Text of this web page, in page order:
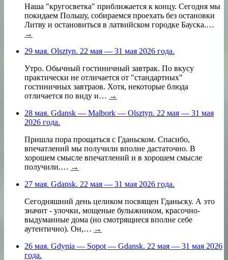
Наша "кругосветка" приближается к концу. Сегодня мы
покидаем Польшу, собираемся проехать без остановки
Литву и остановиться в латвийском городке Бауска.…
→
29 мая. Olsztyn. 22 мая — 31 мая 2026 года.
Утро. Обычный гостиничный завтрак. По вкусу
практически не отличается от "стандартных"
гостиничных завтраов. Хотя, некоторые блюда
отличается по виду и… →
28 мая. Gdansk — Malbork — Olsztyn. 22 мая — 31 мая
2026 года.
Пришла пора прощаться с Гданьском. Спасибо,
впечатлений мы получили вполне дастаточно. В
хорошем смысле впечатлений и в хорошем смысле
получили.… →
27 мая. Gdansk. 22 мая — 31 мая 2026 года.
Сегодняшний день целиком посвящен Гданьску. А это
значит - улочки, мощеные булыжником, красочно-
выдуманные дома (но смотрящиеся вполне себе
аутентично). Он,… →
26 мая. Gdynia — Sopot — Gdansk. 22 мая — 31 мая 2026
года.